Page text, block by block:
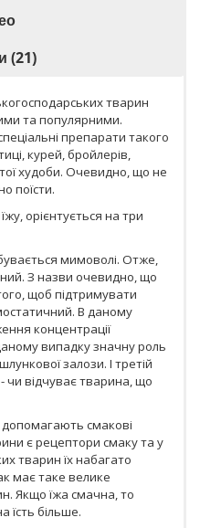
(21)
тварин
та популярними.
препарати такого
курей, бройлерів,
худоби. Очевидно, що не
поїсти.
орієнтується на три
мимоволі. Отже,
З назви очевидно, що
щоб підтримувати
В даному
концентрації
випадку значну роль
залози. І третій
чи відчуває тварина, що
допомагають смакові
є рецептори смаку та у
тварин їх набагато
має таке велике
Якщо їжа смачна, то
їсть більше.